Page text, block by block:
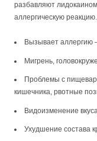
разбавляют
аллергическую реакцию.
Вызывает аллергию
Мигрень,
Проблемы с
кишечника, рвотные
Видоизменение
Ухудшение состава